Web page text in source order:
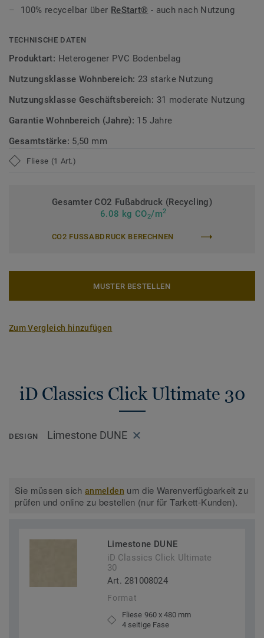
täglichen Gebrauch dauerhaft gepflegt.
Hergestellt in Europa mit 20 % Recyclinganteil.
Nutzung. Phthalatfrei und mit sehr niedrigen VOC-
Emissionen, geprüft nach anerkannten Standards.
>>Erfahren Sie mehr über Tarkett Designböden.
100% recycelbar über ReStart® - auch nach Nutzung
TECHNISCHE DATEN
Produktart: Heterogener PVC Bodenbelag
Nutzungsklasse Wohnbereich: 23 starke Nutzung
Nutzungsklasse Geschäftsbereich: 31 moderate Nutzung
Garantie Wohnbereich (Jahre): 15 Jahre
Gesamtstärke: 5,50 mm
Fliese (1 Art.)
Gesamter CO2 Fußabdruck (Recycling)
6.08 kg CO2/m2
CO2 FUSSABDRUCK BERECHNEN
MUSTER BESTELLEN
Zum Vergleich hinzufügen
iD Classics Click Ultimate 30
DESIGN Limestone DUNE
Sie müssen sichanmelden um die Warenverfügbarkeit zu
prüfen und online zu bestellen (nur für Tarkett-Kunden).
Limestone DUNE
iD Classics Click Ultimate
30
Art. 281008024
Format
Fliese 960 x 480 mm
4 seitige Fase